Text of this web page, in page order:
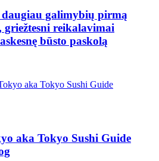
galimybių pirmą
griežtesni reikalavimai
būsto paskolą
aka Tokyo Sushi Guide